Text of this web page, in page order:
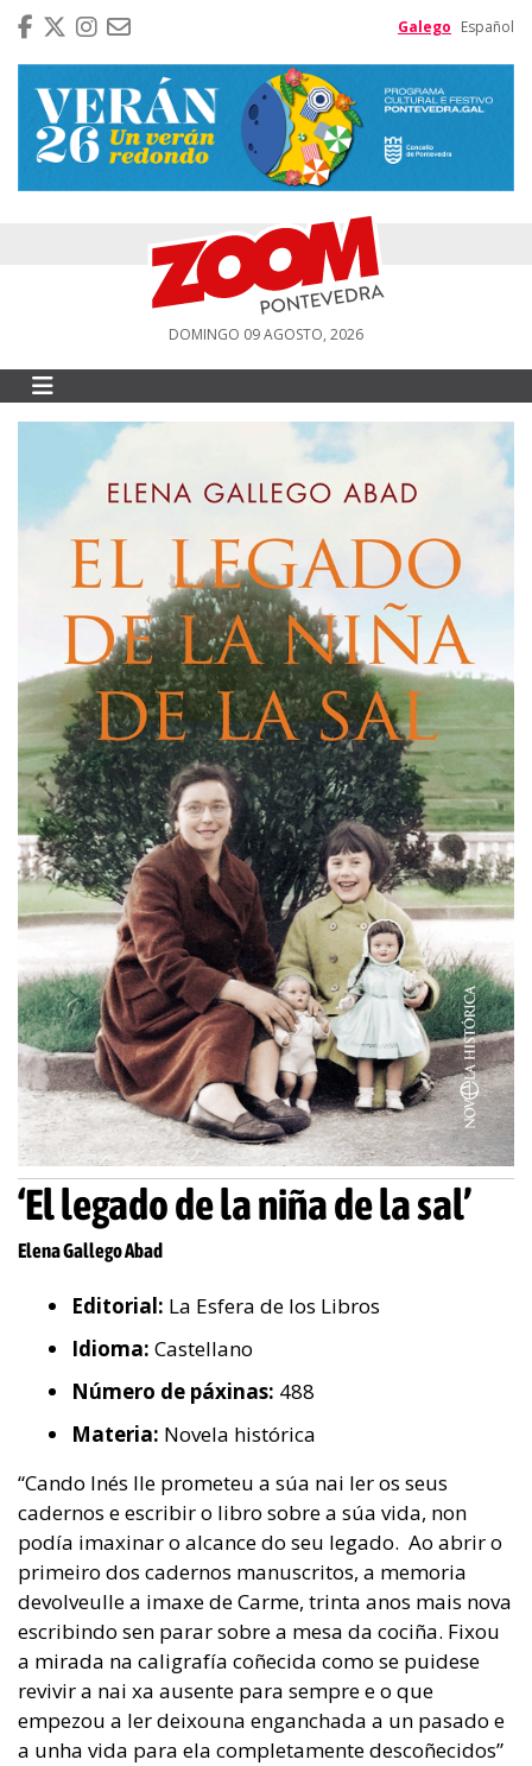
Galego Español
DOMINGO 09 AGOSTO, 2026
‘El legado de la niña de la sal’
Elena Gallego Abad
Editorial: La Esfera de los Libros
Idioma: Castellano
Número de páxinas: 488
Materia: Novela histórica
“Cando Inés lle prometeu a súa nai ler os seus
cadernos e escribir o libro sobre a súa vida, non
podía imaxinar o alcance do seu legado. Ao abrir o
primeiro dos cadernos manuscritos, a memoria
devolveulle a imaxe de Carme, trinta anos mais nova
escribindo sen parar sobre a mesa da cociña. Fixou
a mirada na caligrafía coñecida como se puidese
revivir a nai xa ausente para sempre e o que
empezou a ler deixouna enganchada a un pasado e
a unha vida para ela completamente descoñecidos”